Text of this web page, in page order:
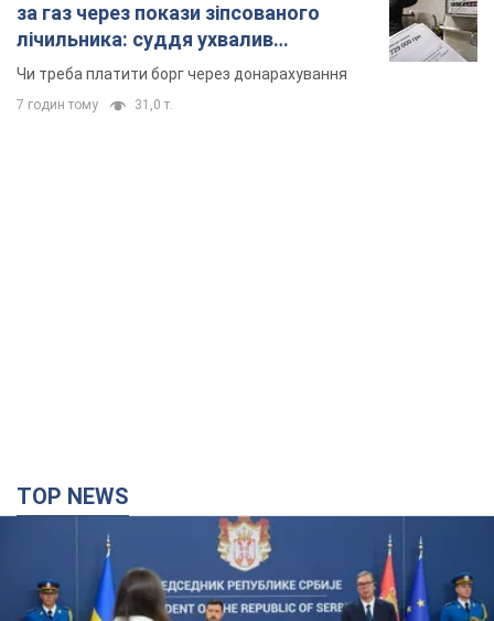
за газ через покази зіпсованого
лічильника: суддя ухвалив
неочікуване рішення
Чи треба платити борг через донарахування
7 годин тому 31,0 т.
TOP NEWS